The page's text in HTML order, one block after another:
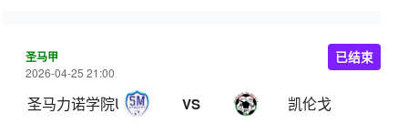
圣马甲
2026-04-25 21:00
圣马力诺学院U22 VS 凯伦戈
已结束